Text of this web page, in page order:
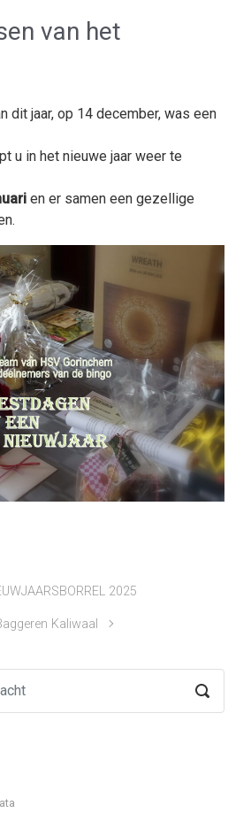
van het
dit jaar, op 14 december, was een
u in het nieuwe jaar weer te
en er samen een gezellige
2025
Kaliwaal